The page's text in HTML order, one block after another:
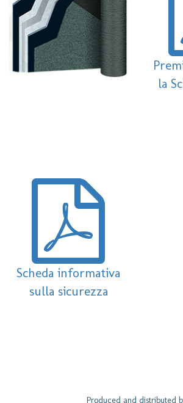
la
Scheda informativa
sulla sicurezza
Produced and distributed